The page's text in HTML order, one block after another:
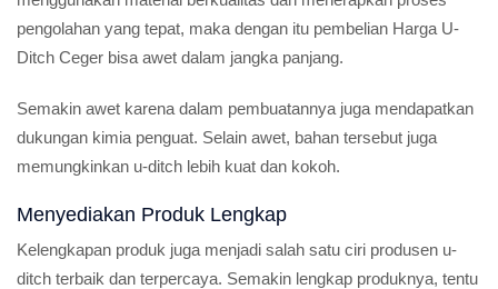
pengolahan yang tepat, maka dengan itu pembelian Harga U-
Ditch Ceger bisa awet dalam jangka panjang.
Semakin awet karena dalam pembuatannya juga mendapatkan
dukungan kimia penguat. Selain awet, bahan tersebut juga
memungkinkan u-ditch lebih kuat dan kokoh.
Menyediakan Produk Lengkap
Kelengkapan produk juga menjadi salah satu ciri produsen u-
ditch terbaik dan terpercaya. Semakin lengkap produknya, tentu